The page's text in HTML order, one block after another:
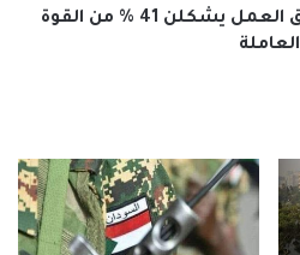
مليون سعودية في سوق العمل يشكلن 41 % من القوة
العاملة